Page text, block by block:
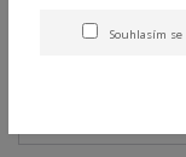
Souhlasím se